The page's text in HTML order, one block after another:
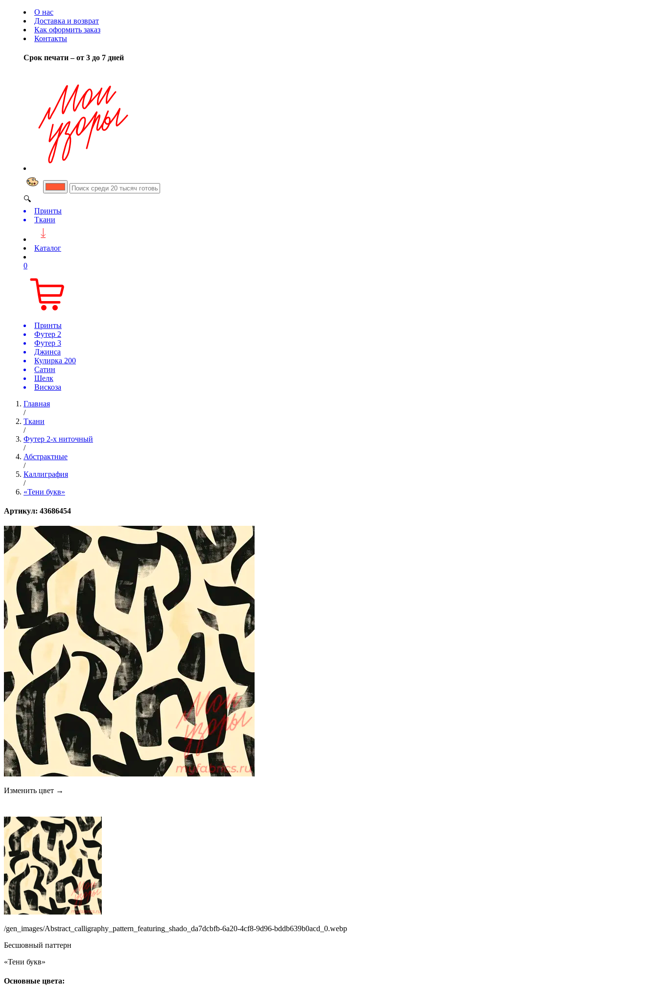
О нас
Доставка и возврат
Как оформить заказ
Контакты
Срок печати – от 3 до 7 дней
🔍
Принты
Ткани
Каталог
0
Принты
Футер 2
Футер 3
Джинса
Кулирка 200
Сатин
Шелк
Вискоза
Главная
/
Ткани
/
Футер 2-х ниточный
/
Абстрактные
/
Каллиграфия
/
«Тени букв»
Артикул: 43686454
Изменить цвет →
/gen_images/Abstract_calligraphy_pattern_featuring_shado_da7dcbfb-6a20-4cf8-9d96-bddb639b0acd_0.webp
Бесшовный паттерн
«Тени букв»
Основные цвета: